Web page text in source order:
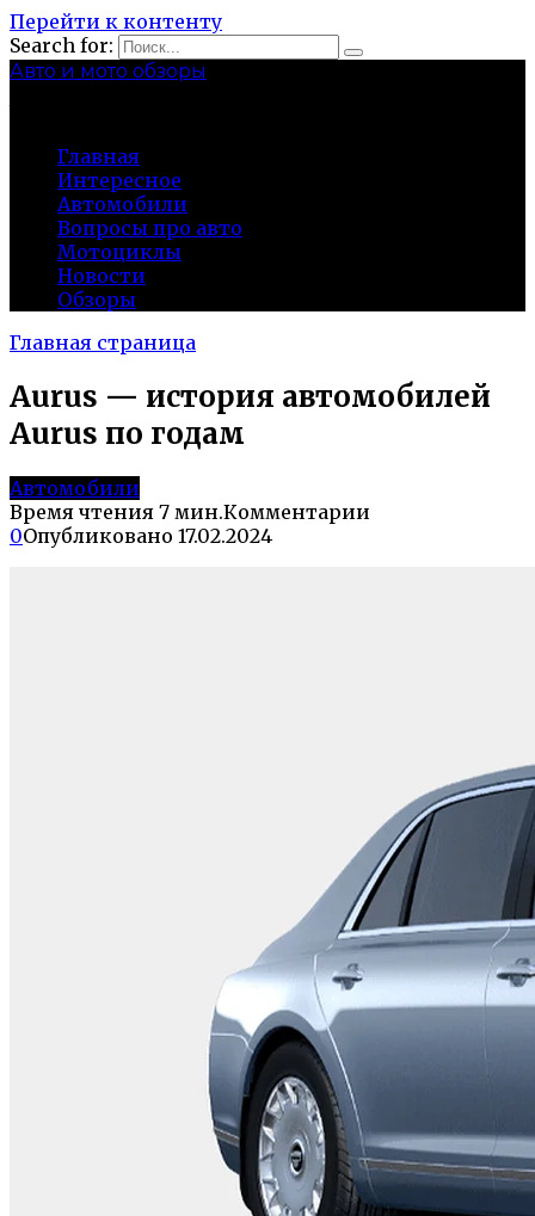
Перейти к контенту
Search for:
Авто и мото обзоры
Главная
Интересное
Автомобили
Вопросы про авто
Мотоциклы
Новости
Обзоры
Главная страница
Aurus — история автомобилей
Aurus по годам
Автомобили
Время чтения 7 мин.Комментарии
0Опубликовано 17.02.2024